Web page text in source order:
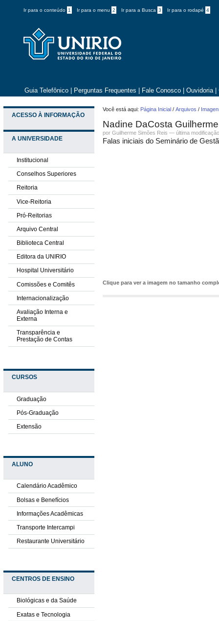
Ir para o conteúdo 1 Ir para o menu 2 Ir para a Busca 3 Ir para o rodapé 4
Guia Telefônico Perguntas Frequentes Fale Conosco Ouvidoria
ACESSO À INFORMAÇÃO
A UNIVERSIDADE
Institucional
Conselhos Superiores
Reitoria
Vice-Reitoria
Pró-Reitorias
Arquivo Central
Biblioteca Central
Editora da UNIRIO
Hospital Universitário
Comissões e Comitês
Internacionalização
Avaliação Interna e
Externa
Transparência e
Prestação de Contas
CURSOS
Graduação
Pós-Graduação
Extensão
ALUNO
Calendário Acadêmico
Bolsas e Benefícios
Informações Acadêmicas
Transporte Intercampi
Restaurante Universitário
CENTROS DE ENSINO
Biológicas e da Saúde
Exatas e Tecnologia
Você está aqui: Página Inicial /Arquivos /
Nadine DaCosta Guilherme
porGuilherme Simões Reis —última
Falas iniciais do Seminário de
Clique para ver a imagem no tamanho